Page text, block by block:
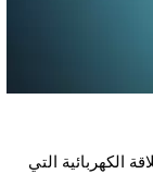
الكهربائية التي